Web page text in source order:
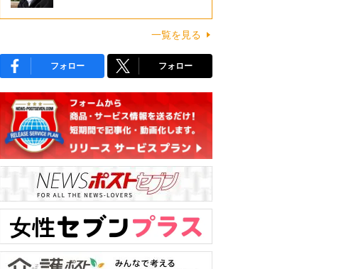
一覧を見る
フォロー フォロー